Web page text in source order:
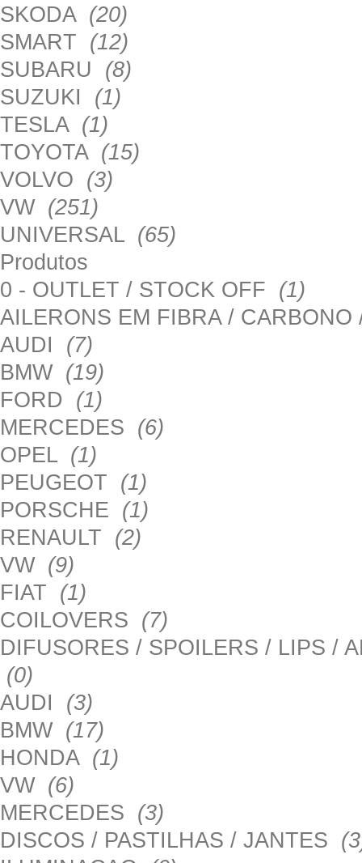
SKODA (20)
SMART (12)
SUBARU (8)
SUZUKI (1)
TESLA (1)
TOYOTA (15)
VOLVO (3)
VW (251)
UNIVERSAL (65)
Produtos
0 - OUTLET / STOCK OFF (1)
AILERONS EM FIBRA /
AUDI (7)
BMW (19)
FORD (1)
MERCEDES (6)
OPEL (1)
PEUGEOT (1)
PORSCHE (1)
RENAULT (2)
VW (9)
FIAT (1)
COILOVERS (7)
DIFUSORES / SPOILERS / LIPS /
(0)
AUDI (3)
BMW (17)
HONDA (1)
VW (6)
MERCEDES (3)
DISCOS / PASTILHAS / JANTES